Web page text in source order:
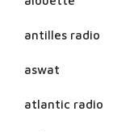
antilles radio
aswat
atlantic radio